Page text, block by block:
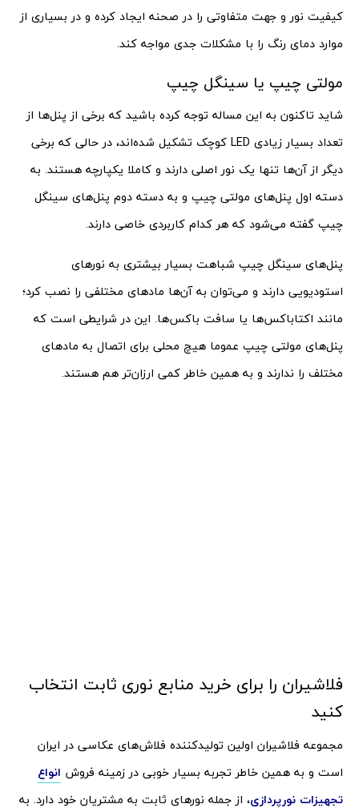
کیفیت نور و جهت متفاوتی را در صحنه ایجاد کرده و در بسیاری از
موارد دمای رنگ را با مشکلات جدی مواجه کند.
مولتی چیپ یا سینگل چیپ
شاید تاکنون به این مساله توجه کرده باشید که برخی از پنل‌ها از
تعداد بسیار زیادی LED کوچک تشکیل شده‌اند، در حالی که برخی
دیگر از آن‌ها تنها یک نور اصلی دارند و کاملا یکپارچه هستند. به
دسته‌ اول پنل‌های مولتی چیپ و به دسته‌ دوم پنل‌های سینگل
چیپ گفته می‌شود که هر کدام کاربردی خاصی دارند.
پنل‌های سینگل چیپ شباهت بسیار بیشتری به نورهای
استودیویی دارند و می‌توان به آن‌ها مادهای مختلفی را نصب کرد؛
مانند اکتاباکس‌ها یا سافت باکس‌ها. این در شرایطی است که
پنل‌های مولتی چیپ عموما هیچ محلی برای اتصال به مادهای
مختلف را ندارند و به همین خاطر کمی ارزان‌تر هم هستند.
فلاشیران را برای خرید منابع نوری ثابت انتخاب
کنید
مجموعه فلاشیران اولین تولیدکننده فلاش‌های عکاسی در ایران
است و به همین خاطر تجربه بسیار خوبی در زمینه فروش انواع
تجهیزات نورپردازی، از جمله نورهای ثابت به مشتریان خود دارد. به